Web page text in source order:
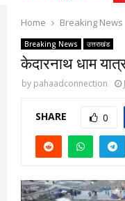
Home Breaking News
Breaking News उत्तराखंड
केदारनाथ धाम
by pahaadconnection
SHARE 0